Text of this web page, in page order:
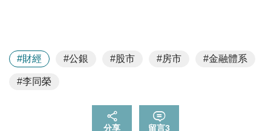
#財經 #公銀 #股市 #房市 #金融體系
#李同榮
分享 留言3